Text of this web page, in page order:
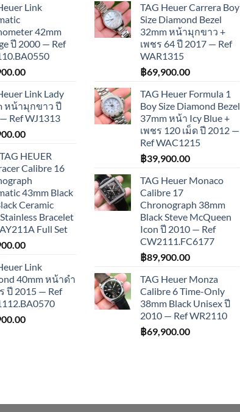
Link
42mm
ปี 2000 — Ref
Link Lady
หน้ามุกขาว ปี
Ref WJ1313
HEUER
Calibre 16
43mm Black
Ceramic
Bracelet
Full Set
Link
40mm หน้าดำ
ปี 2015 — Ref
TAG Heuer Carrera Boy
Size Diamond Bezel
32mm หน้ามุกขาว +
เพชร 64 ปี 2017 — Ref
WAR1315
฿69,900.00
TAG Heuer Formula 1
Boy Size Diamond Bezel
37mm หน้า Icy Blue +
เพชร 120 เม็ด ปี 2012 —
Ref WAC1215
฿39,900.00
TAG Heuer Monaco
Calibre 17
Chronograph 38mm
Black Steve McQueen
Icon ปี 2010 — Ref
CW2111.FC6177
฿89,900.00
TAG Heuer Monza
Calibre 6 Time-Only
38mm Black Unisex ปี
2010 — Ref WR2110
฿69,900.00